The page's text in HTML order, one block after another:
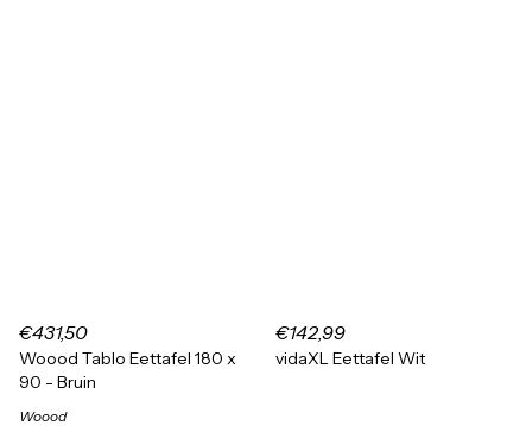
€431,50
Woood Tablo Eettafel 180 x
90 - Bruin
Woood
€142,99
vidaXL Eettafel Wit